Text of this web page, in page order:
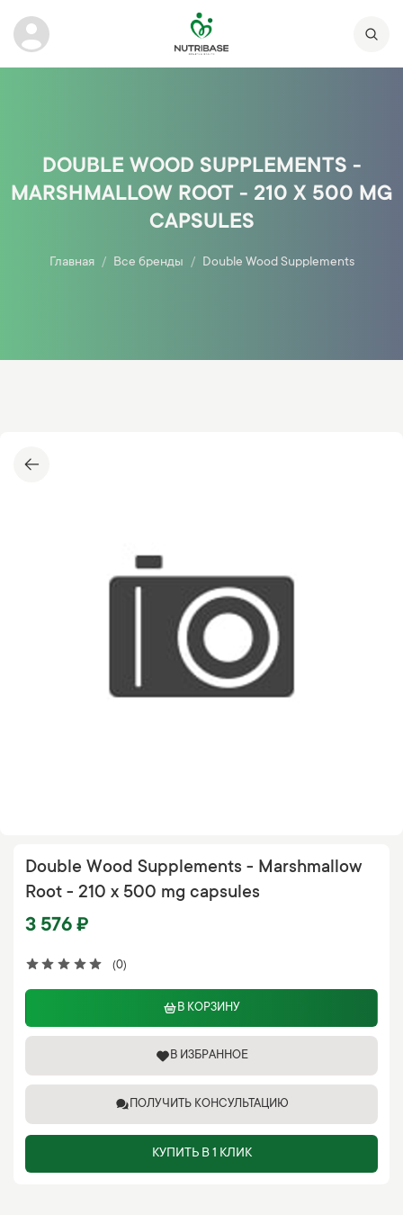
DOUBLE WOOD SUPPLEMENTS -
MARSHMALLOW ROOT - 210 X 500 MG
CAPSULES
Главная Все бренды Double Wood Supplements
(0)
Double Wood Supplements - Marshmallow
Root - 210 x 500 mg capsules
3 576 ₽
В КОРЗИНУ
В ИЗБРАННОЕ
ПОЛУЧИТЬ КОНСУЛЬТАЦИЮ
КУПИТЬ В 1 КЛИК